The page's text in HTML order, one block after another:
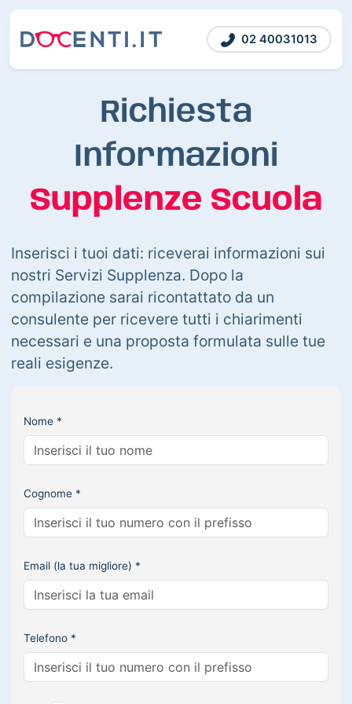
02 40031013
Richiesta
Informazioni
Supplenze Scuola
Inserisci i tuoi dati: riceverai informazioni sui
nostri Servizi Supplenza. Dopo la
compilazione sarai ricontattato da un
consulente per ricevere tutti i chiarimenti
necessari e una proposta formulata sulle tue
reali esigenze.
Nome *
Cognome *
Email (la tua migliore) *
Telefono *